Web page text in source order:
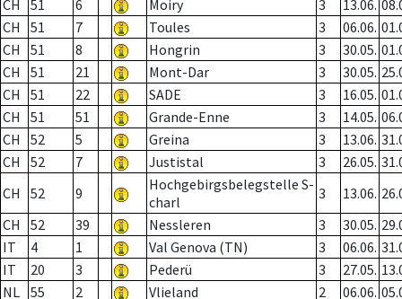
CH 51 6 Moiry 3 13.06.
CH
51 7 Toules 3 06.06.
CH
51 8 Hongrin 3 30.05.
CH
51 21 Mont-Dar 3 30.05.
CH
51 22 SADE 3 16.05.
CH
51 51 Grande-Enne 3 14.05.
CH
52 5 Greina 3 13.06.
CH
52 7 Justistal 3 26.05.
CH
52 9
Hochgebirgsbelegstelle S-
charl
3 13.06.
CH
52 39 Nessleren 3 30.05.
IT
4 1 Val Genova (TN) 3 06.06.
IT
20 3 Pederü 3 27.05.
NL 55 2 Vlieland 2 06.06.